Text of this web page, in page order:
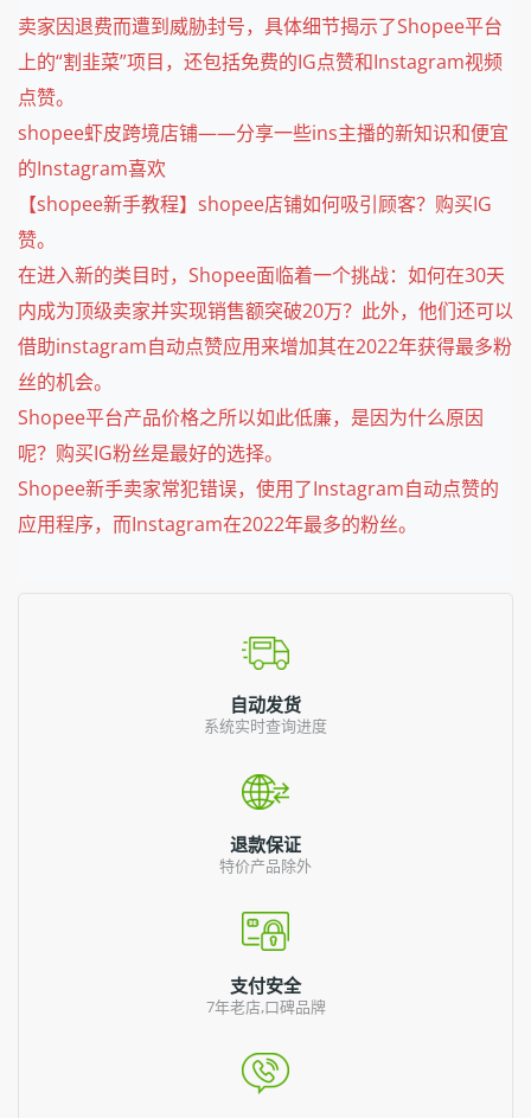
卖家因退费而遭到威胁封号，具体细节揭示了Shopee平台
上的“割韭菜”项目，还包括免费的IG点赞和Instagram视频
点赞。
shopee虾皮跨境店铺——分享一些ins主播的新知识和便宜
的Instagram喜欢
【shopee新手教程】shopee店铺如何吸引顾客？购买IG
赞。
在进入新的类目时，Shopee面临着一个挑战：如何在30天
内成为顶级卖家并实现销售额突破20万？此外，他们还可以
借助instagram自动点赞应用来增加其在2022年获得最多粉
丝的机会。
Shopee平台产品价格之所以如此低廉，是因为什么原因
呢？购买IG粉丝是最好的选择。
Shopee新手卖家常犯错误，使用了Instagram自动点赞的
应用程序，而Instagram在2022年最多的粉丝。
自动发货
系统实时查询进度
退款保证
特价产品除外
支付安全
7年老店,口碑品牌